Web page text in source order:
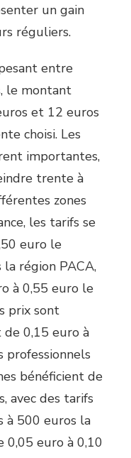
un gain
réguliers.
entre
le montant
et 12 euros
choisi. Les
importantes,
trente à
zones
les tarifs se
euro le
région PACA,
à 0,55 euro le
prix sont
0,15 euro à
professionnels
bénéficient de
avec des tarifs
à 500 euros la
0,05 euro à 0,10